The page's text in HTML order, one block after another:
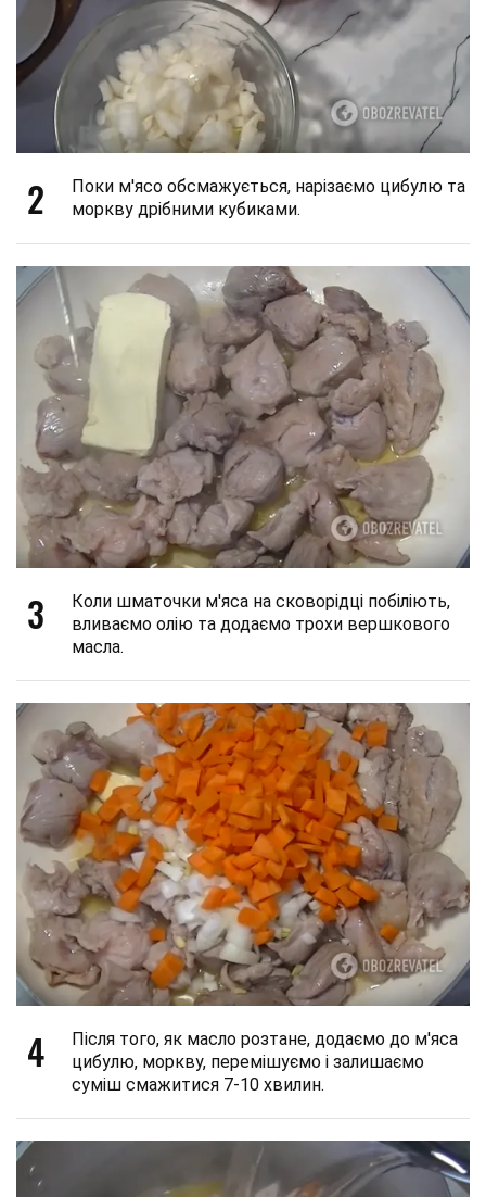
2
Поки м'ясо обсмажується, нарізаємо цибулю та
моркву дрібними кубиками.
3
Коли шматочки м'яса на сковорідці побіліють,
вливаємо олію та додаємо трохи вершкового
масла.
4
Після того, як масло розтане, додаємо до м'яса
цибулю, моркву, перемішуємо і залишаємо
суміш смажитися 7-10 хвилин.